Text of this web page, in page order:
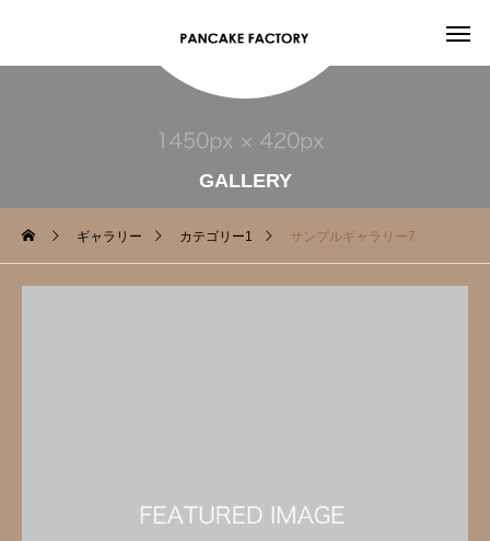
GALLERY
ギャラリー カテゴリー1 サンプルギャラリー7